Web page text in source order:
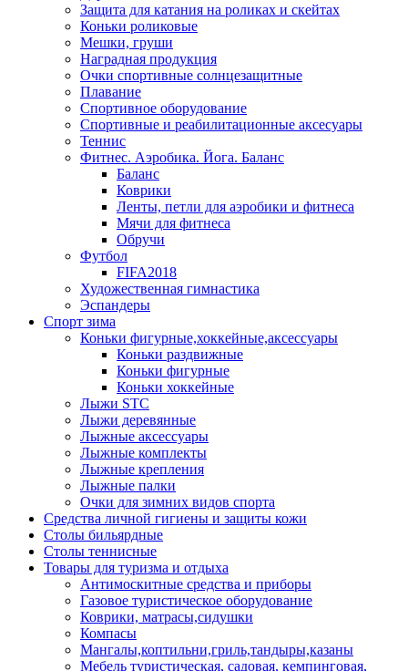
Защита для катания на роликах и скейтах
Коньки роликовые
Мешки, груши
Наградная продукция
Очки спортивные солнцезащитные
Плавание
Спортивное оборудование
Спортивные и реабилитационные аксесуары
Теннис
Фитнес. Аэробика. Йога. Баланс
Баланс
Коврики
Ленты, петли для аэробики и фитнеса
Мячи для фитнеса
Обручи
Футбол
FIFA2018
Художественная гимнастика
Эспандеры
Спорт зима
Коньки фигурные,хоккейные,аксессуары
Коньки раздвижные
Коньки фигурные
Коньки хоккейные
Лыжи STC
Лыжи деревянные
Лыжные аксессуары
Лыжные комплекты
Лыжные крепления
Лыжные палки
Очки для зимних видов спорта
Средства личной гигиены и защиты кожи
Столы бильярдные
Столы теннисные
Товары для туризма и отдыха
Антимоскитные средства и приборы
Газовое туристическое оборудование
Коврики, матрасы,сидушки
Компасы
Мангалы,коптильни,гриль,тандыры,казаны
Мебель туристическая, садовая, кемпинговая,